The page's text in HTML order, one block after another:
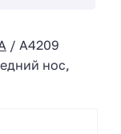
/ A4209
нос,